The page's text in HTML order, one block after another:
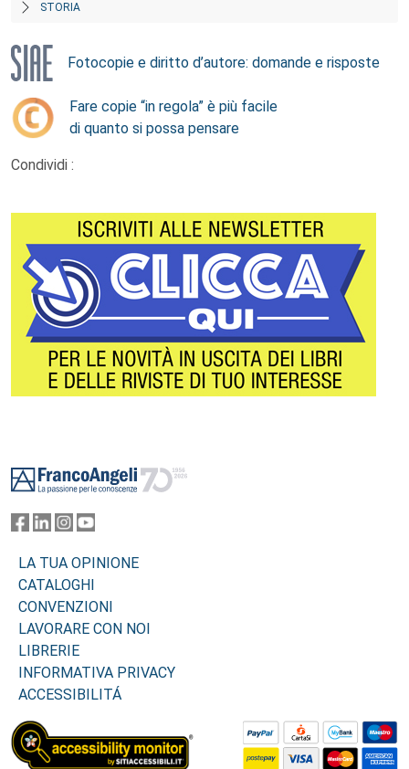
STORIA
Fotocopie e diritto d’autore: domande e risposte
Fare copie “in regola” è più facile
di quanto si possa pensare
Condividi :
LA TUA OPINIONE
CATALOGHI
CONVENZIONI
LAVORARE CON NOI
LIBRERIE
INFORMATIVA PRIVACY
ACCESSIBILITÁ